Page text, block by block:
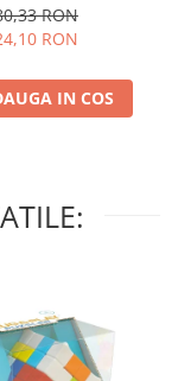
RON
RON
IN COS